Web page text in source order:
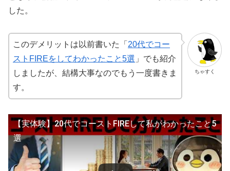
した。
ちゃすく
このデメリットは以前書いた「 20代でコー
ストFIREをしてわかったこと5選 」でも紹介
しましたが、結構大事なのでもう一度書きま
す。
【実体験】20代でコーストFIREして私がわかったこと5
選